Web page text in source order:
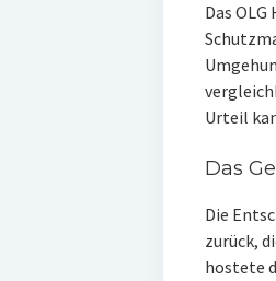
Das
Urteil
Das
Die
zurück,
hostete